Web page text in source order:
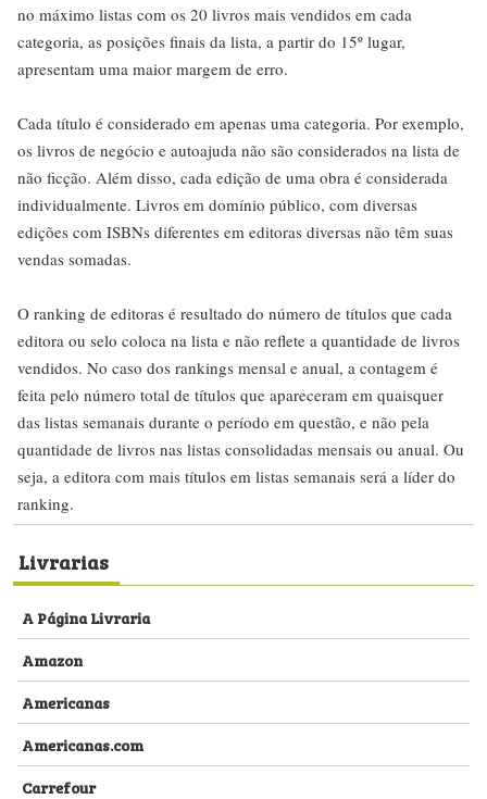
no máximo listas com os 20 livros mais vendidos em cada
categoria, as posições finais da lista, a partir do 15º lugar,
apresentam uma maior margem de erro.
Cada título é considerado em apenas uma categoria. Por exemplo,
os livros de negócio e autoajuda não são considerados na lista de
não ficção. Além disso, cada edição de uma obra é considerada
individualmente. Livros em domínio público, com diversas
edições com ISBNs diferentes em editoras diversas não têm suas
vendas somadas.
O ranking de editoras é resultado do número de títulos que cada
editora ou selo coloca na lista e não reflete a quantidade de livros
vendidos. No caso dos rankings mensal e anual, a contagem é
feita pelo número total de títulos que apareceram em quaisquer
das listas semanais durante o período em questão, e não pela
quantidade de livros nas listas consolidadas mensais ou anual. Ou
seja, a editora com mais títulos em listas semanais será a líder do
ranking.
Livrarias
A Página Livraria
Amazon
Americanas
Americanas.com
Carrefour